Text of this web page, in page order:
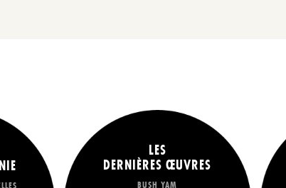
LES
DERNIÈRES ŒUVRES
BUSH YAM